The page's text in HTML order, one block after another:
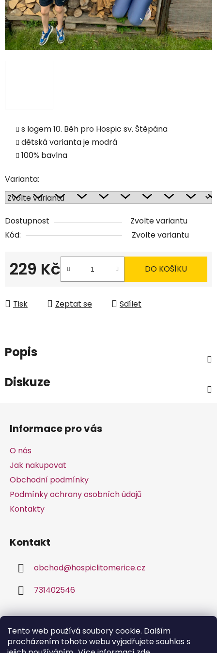
Tento web používá soubory cookie. Dalším
procházením tohoto webu vyjadřujete souhlas s
s logem 10. Běh pro Hospic sv. Štěpána
dětská varianta je modrá
100% bavlna
Varianta:
Dostupnost
Zvolte variantu
Kód:
Zvolte variantu
229 Kč DO KOŠÍKU
Tisk Zeptat se Sdílet
Popis
Diskuze
Informace pro vás
O nás
Jak nakupovat
Obchodní podmínky
Podmínky ochrany osobních údajů
Kontakty
Kontakt
obchod@hospiclitomerice.cz
731402546
Facebook